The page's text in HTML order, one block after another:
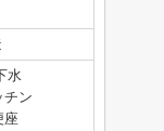
水
チン
座